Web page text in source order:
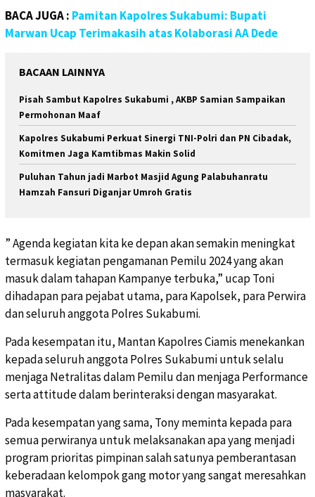
BACA JUGA : Pamitan Kapolres Sukabumi: Bupati
Marwan Ucap Terimakasih atas Kolaborasi AA Dede
BACAAN LAINNYA
Pisah Sambut Kapolres Sukabumi , AKBP Samian Sampaikan
Permohonan Maaf
Kapolres Sukabumi Perkuat Sinergi TNI-Polri dan PN Cibadak,
Komitmen Jaga Kamtibmas Makin Solid
Puluhan Tahun jadi Marbot Masjid Agung Palabuhanratu
Hamzah Fansuri Diganjar Umroh Gratis
” Agenda kegiatan kita ke depan akan semakin meningkat
termasuk kegiatan pengamanan Pemilu 2024 yang akan
masuk dalam tahapan Kampanye terbuka,” ucap Toni
dihadapan para pejabat utama, para Kapolsek, para Perwira
dan seluruh anggota Polres Sukabumi.
Pada kesempatan itu, Mantan Kapolres Ciamis menekankan
kepada seluruh anggota Polres Sukabumi untuk selalu
menjaga Netralitas dalam Pemilu dan menjaga Performance
serta attitude dalam berinteraksi dengan masyarakat.
Pada kesempatan yang sama, Tony meminta kepada para
semua perwiranya untuk melaksanakan apa yang menjadi
program prioritas pimpinan salah satunya pemberantasan
keberadaan kelompok gang motor yang sangat meresahkan
masyarakat.